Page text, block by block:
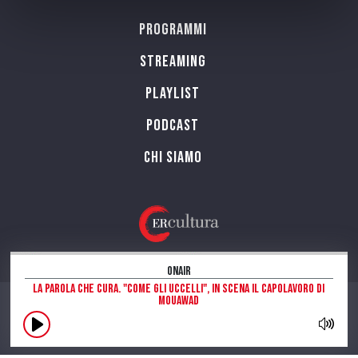
OnAir
La parola che cura. "Come gli Uccelli", in scena il capolavoro di
Mouawad
Programmi
Streaming
Playlist
PODCAST
Chi siamo